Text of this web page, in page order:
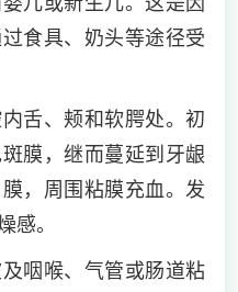
食具、奶头等途径受
、颊和软腭处。初
膜，继而蔓延到牙龈
，周围粘膜充血。发
感。
咽喉、气管或肠道粘